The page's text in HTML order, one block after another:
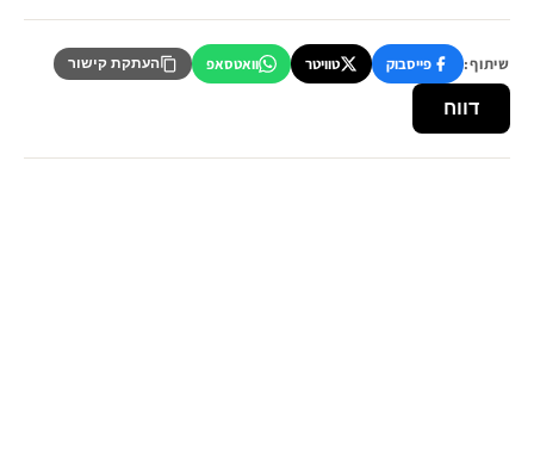
שיתוף: פייסבוק טוויטר וואטסאפ העתקת קישור
דווח